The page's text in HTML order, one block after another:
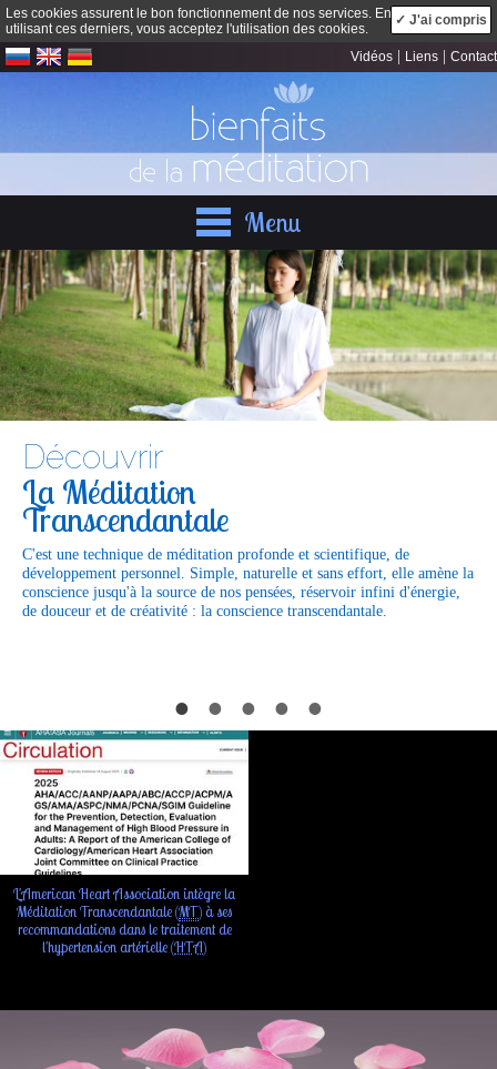
Les cookies assurent le bon fonctionnement de nos services. En
utilisant ces derniers, vous acceptez l'utilisation des cookies.
✓ J'ai compris
Vidéos Liens Contact
Menu
Découvrir
La Méditation
Transcendantale
C'est une technique de méditation profonde et scientifique, de
développement personnel. Simple, naturelle et sans effort, elle amène la
conscience jusqu'à la source de nos pensées, réservoir infini d'énergie,
de douceur et de créativité : la conscience transcendantale.
L'American Heart Association intègre la
Méditation Transcendantale (MT) à ses
recommandations dans le traitement de
l'hypertension artérielle (HTA)